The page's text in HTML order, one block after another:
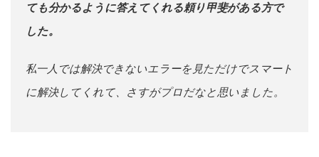
ても分かるように答えてくれる頼り甲斐がある方で
した。
私一人では解決できないエラーを見ただけでスマート
に解決してくれて、さすがプロだなと思いました。